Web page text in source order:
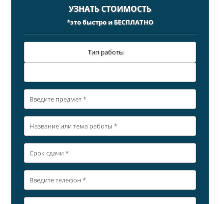
УЗНАТЬ СТОИМОСТЬ
*это быстро и БЕСПЛАТНО
Тип работы